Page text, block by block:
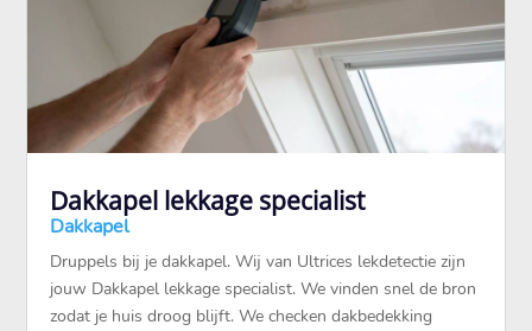
Dakkapel lekkage specialist
Dakkapel
Druppels bij je dakkapel. Wij van Ultrices lekdetectie zijn
jouw Dakkapel lekkage specialist. We vinden snel de bron
zodat je huis droog blijft. We checken dakbedekking